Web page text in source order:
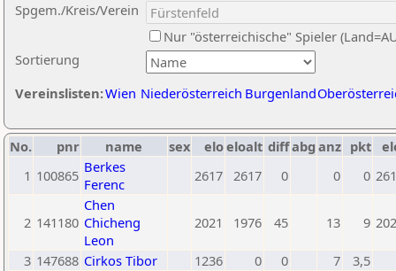
Sortierung
Spgem./Kreis/Verein
Nur "österreichische" Spieler
Vereinslisten:Wien Niederösterreich Burgenland
No. pnr name sex eloeloalt diffabg anz pkt
1 100865 Berkes
Ferenc
2617 2617 0 0 0
2 141180
Chen
Chicheng
Leon
2021 1976 45 13 9
3 147688 Cirkos Tibor 1236 0 0 7
3,5